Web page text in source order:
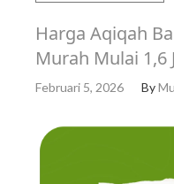
Harga Aqiqah
Murah Mulai 1,6
Februari 5, 2026 By